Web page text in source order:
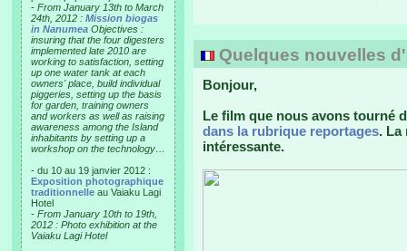
- From January 13th to March
24th, 2012 : Mission biogas
in Nanumea Objectives :
insuring that the four digesters
implemented late 2010 are
working to satisfaction, setting
up one water tank at each
owners' place, build individual
piggeries, setting up the basis
for garden, training owners
and workers as well as raising
awareness among the Island
inhabitants by setting up a
workshop on the technology…
- du 10 au 19 janvier 2012 :
Exposition photographique
traditionnelle au Vaiaku Lagi
Hotel
- From January 10th to 19th,
2012 : Photo exhibition at the
Vaiaku Lagi Hotel
Quelques nouvelles
Bonjour,
Le film que nous avons tourné
dans la rubrique reportages. La
intéressante.